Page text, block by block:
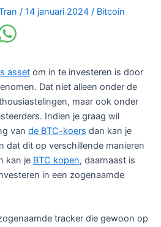
/ 14 januari 2024 / Bitcoin
asset om in te investeren is door
Dat niet alleen onder de
maar ook onder
Indien je graag wil
van de BTC-koers dan kan je
dat dit op verschillende manieren
kan je BTC kopen, daarnaast is
in een zogenaamde
tracker die gewoon op